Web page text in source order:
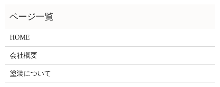
HOME
会社概要
塗装について